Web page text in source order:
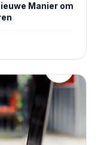
Manier om